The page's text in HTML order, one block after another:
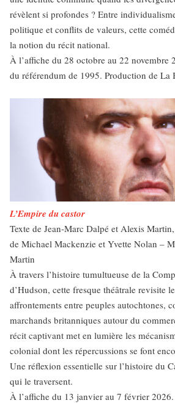
révèlent si profondes ? Entre
politique et conflits de valeurs, cette
la notion du récit national.
À l’affiche du 28 octobre au 22 novembre
du référendum de 1995. Production de La
L’Empire du castor
Texte de Jean-Marc Dalpé et Alexis
de Michael Mackenzie et Yvette Nolan –
Martin
À travers l’histoire tumultueuse de la
d’Hudson, cette fresque théâtrale revisite
affrontements entre peuples autochtones,
marchands britanniques autour du
récit captivant met en lumière les
colonial dont les répercussions se font
Une réflexion essentielle sur l’histoire du
qui le traversent.
À l’affiche du 13 janvier au 7 février